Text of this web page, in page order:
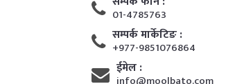
01-4785763
सम्पर्क मार्केटिङ :
+977-9851076864
ईमेल :